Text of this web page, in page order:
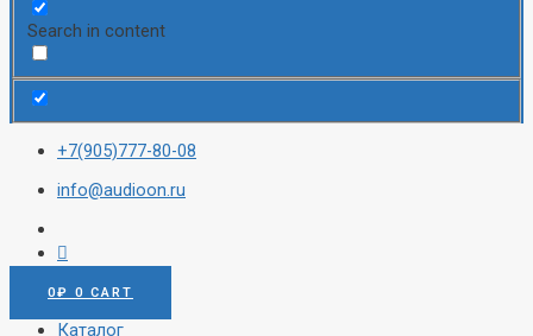
Search in content
+7(905)777-80-08
info@audioon.ru
0₽ 0 CART
Каталог